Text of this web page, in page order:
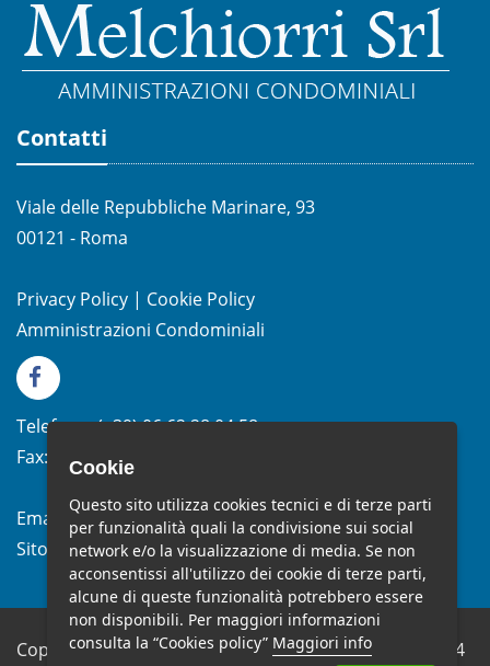
Contatti
Viale delle Repubbliche Marinare, 93
00121 - Roma
Privacy Policy | Cookie Policy
Amministrazioni Condominiali
Telefono:(+39)06.62.28.04.58
Fax:
(+39) 06.99.33.19.10
Email: info@studiomelchiorri.it
Sito Web:www.stmelchiorri.it
Copyright © Studio Melchiorri SRL - P.IVA 10682651004
Cookie
Questo sito utilizza cookies tecnici e di terze parti
per funzionalità quali la condivisione sui social
network e/o la visualizzazione di media. Se non
acconsentissi all'utilizzo dei cookie di terze parti,
alcune di queste funzionalità potrebbero essere
non disponibili. Per maggiori informazioni
consulta la “Cookies policy” Maggiori info